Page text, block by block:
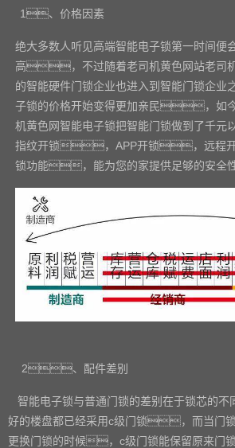
1、价格因素
绝大多数人听见高端智能电子锁第一时间便
高，不过随着老司机黄色网站老司
的智能硬件门锁企业也进入到智能门锁企
子锁的价格开始变得更加亲民，如今
机黄色网智能电子锁把智能门锁做到了千
指纹开锁， APP开锁，远程开
锁功能，能为您的家提供足够的安全
2、配件差别
智能电子锁与普通门锁的差别在于锁芯
好的楼盘都已经采用c级门锁，而当门锁
更换门锁的时候， c级门锁能保留原来